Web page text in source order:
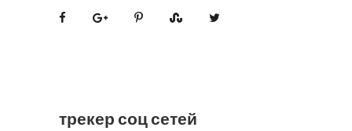
трекер соц сетей